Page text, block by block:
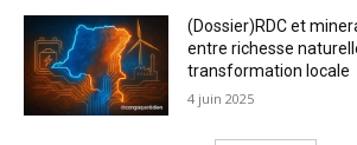
(Dossier)RDC et
entre richesse
transformation locale
4 juin 2025